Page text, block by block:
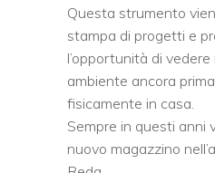
Questa strumento
stampa di progetti e
l’opportunità di
ambiente ancora
fisicamente in casa.
Sempre in questi anni
nuovo magazzino